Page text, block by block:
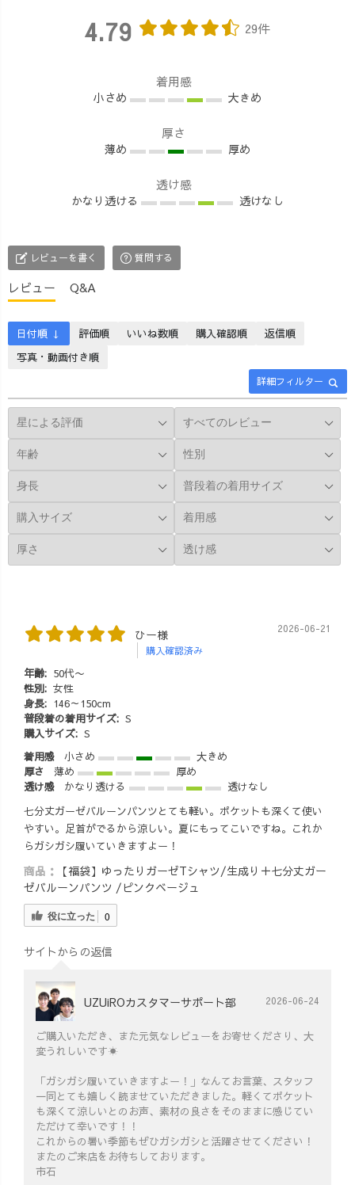
4.79 29件
着用感
小さめ 大きめ
厚さ
薄め 厚め
透け感
かなり透ける 透けなし
レビューを書く 質問する
レビュー Q&A
詳細フィルター
日付順 ↓ 評価順 いいね数順 購入確認順
返信順
写真・動画付き順
ひー様
購入確認済み
2026-06-21
年齢: 50代〜
性別: 女性
身長: 146～150cm
普段着の着用サイズ: S
購入サイズ: S
着用感
小さめ
大きめ
厚さ
薄め
厚め
透け感
かなり透ける
透けなし
七分丈ガーゼバルーンパンツとても軽い。ポケットも深くて使い
やすい。足首がでるから涼しい。夏にもってこいですね。これか
らガシガシ履いていきますよー！
商品： 【福袋】ゆったりガーゼTシャツ/生成り＋七分丈ガー
ゼバルーンパンツ /ピンクベージュ
役に立った 0
サイトからの返信
UZUiROカスタマーサポート部 2026-06-24
ご購入いただき、また元気なレビューをお寄せくださり、大
変うれしいです☀️
「ガシガシ履いていきますよー！」なんてお言葉、スタッフ
一同とても嬉しく読ませていただきました。軽くてポケット
も深くて涼しいとのお声、素材の良さをそのままに感じてい
ただけて幸いです！！
これからの暑い季節もぜひガシガシと活躍させてください！
またのご来店をお待ちしております。
市石